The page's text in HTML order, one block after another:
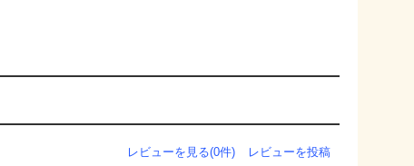
レビューを見る(0件) レビューを投稿